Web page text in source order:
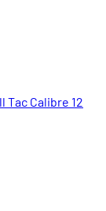
Calibre 12